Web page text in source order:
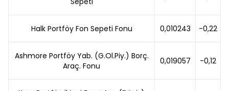
Halk Portföy Fon Sepeti Fonu 0,010243 -0,22
Ashmore Portföy Yab. (G.Ol.Piy.) Borç.
Araç. Fonu
0,019057 -0,12